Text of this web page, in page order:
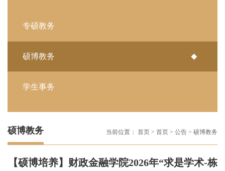
专硕教务
硕博教务
学生事务
硕博教务 当前位置： 首页 > 首页 > 公告 > 硕博教务
【硕博培养】财政金融学院2026年“求是学术-栋